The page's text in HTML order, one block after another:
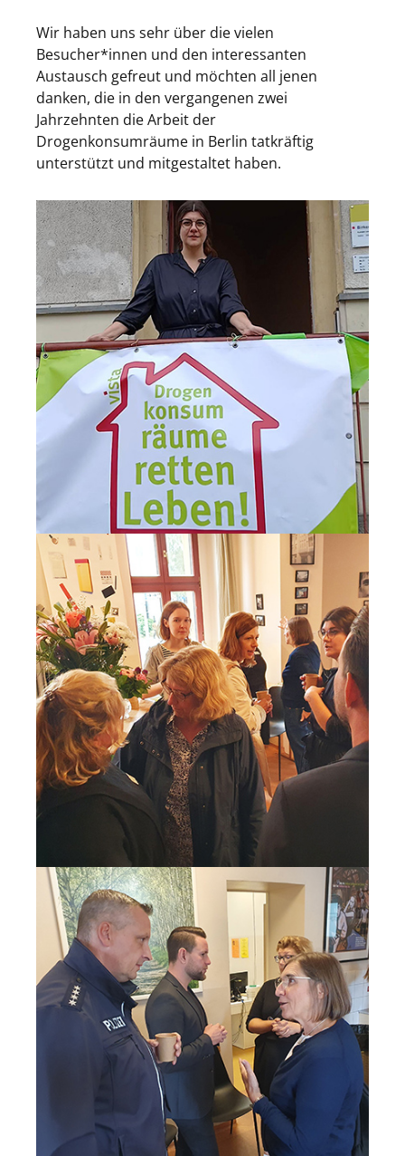
Wir haben uns sehr über die vielen
Besucher*innen und den interessanten
Austausch gefreut und möchten all jenen
danken, die in den vergangenen zwei
Jahrzehnten die Arbeit der
Drogenkonsumräume in Berlin tatkräftig
unterstützt und mitgestaltet haben.